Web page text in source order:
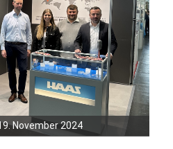
November 2024